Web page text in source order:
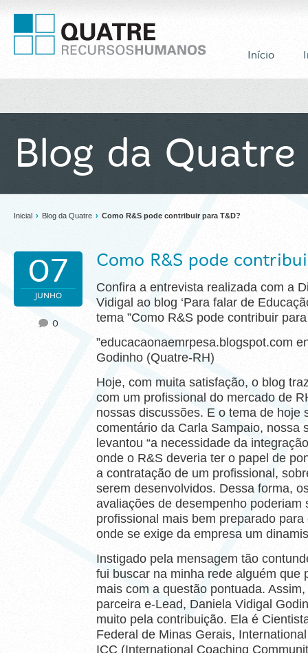
Início
Blog da Quatre
Inicial › Blog da Quatre › Como R&S pode contribuir para T&D?
07
JUNHO
0
Como R&S pode
Confira a entrevista realizada com a
Vidigal ao blog ‘Para falar de
tema ”Como R&S pode contribuir
”educacaonaemrpesa.blogspot.com
Godinho (Quatre-RH)
Hoje, com muita satisfação, o blog
com um profissional do mercado de
nossas discussões. E o tema de hoje
comentário da Carla Sampaio, nossa
levantou “a necessidade da
onde o R&S deveria ter o papel de
a contratação de um profissional,
serem desenvolvidos. Dessa forma,
avaliações de desempenho poderiam
profissional mais bem preparado
onde se exige da empresa um
Instigado pela mensagem tão
fui buscar na minha rede alguém que
mais com a questão pontuada.
parceira e-Lead, Daniela Vidigal
muito pela contribuição. Ela é
Federal de Minas Gerais,
ICC (International Coaching